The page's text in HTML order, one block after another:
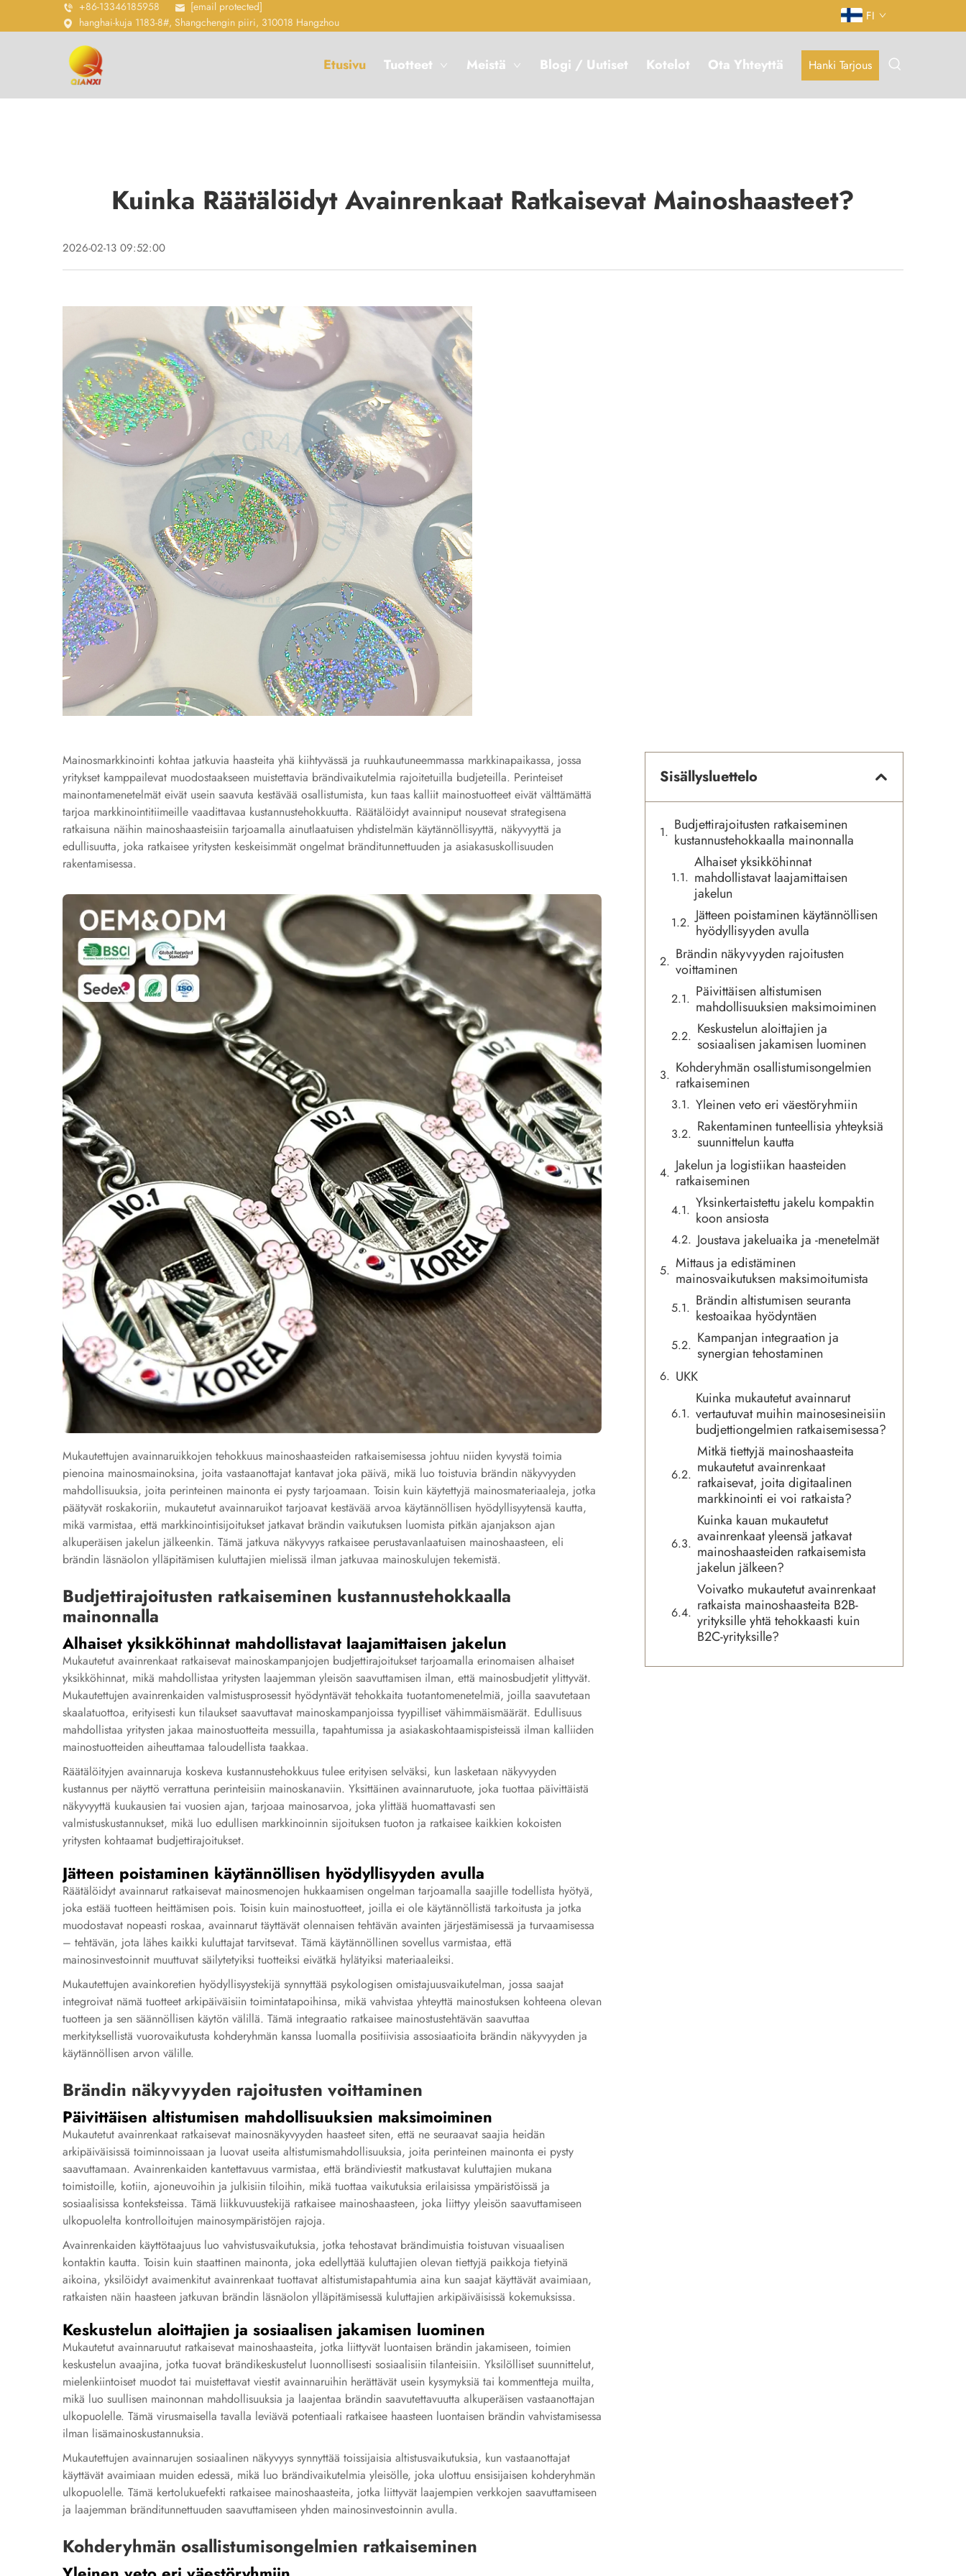
+86-13346185958
[email protected]
hanghai-kuja 1183-8#, Shangchengin piiri, 310018 Hangzhou
FI
Etusivu Tuotteet Meistä Blogi / Uutiset Kotelot Ota Yhteyttä Hanki Tarjous
Kuinka Räätälöidyt Avainrenkaat Ratkaisevat Mainoshaasteet?
2026-02-13 09:52:00
Mainosmarkkinointi kohtaa jatkuvia haasteita yhä kiihtyvässä ja ruuhkautuneemmassa markkinapaikassa, jossa
yritykset kamppailevat muodostaakseen muistettavia brändivaikutelmia rajoitetuilla budjeteilla. Perinteiset
mainontamenetelmät eivät usein saavuta kestävää osallistumista, kun taas kalliit mainostuotteet eivät välttämättä
tarjoa markkinointitiimeille vaadittavaa kustannustehokkuutta. Räätälöidyt avainniput nousevat strategisena
ratkaisuna näihin mainoshaasteisiin tarjoamalla ainutlaatuisen yhdistelmän käytännöllisyyttä, näkyvyyttä ja
edullisuutta, joka ratkaisee yritysten keskeisimmät ongelmat bränditunnettuuden ja asiakasuskollisuuden
rakentamisessa.
Mukautettujen avainnaruikkojen tehokkuus mainoshaasteiden ratkaisemisessa johtuu niiden kyvystä toimia
pienoina mainosmainoksina, joita vastaanottajat kantavat joka päivä, mikä luo toistuvia brändin näkyvyyden
mahdollisuuksia, joita perinteinen mainonta ei pysty tarjoamaan. Toisin kuin käytettyjä mainosmateriaaleja, jotka
päätyvät roskakoriin, mukautetut avainnaruikot tarjoavat kestävää arvoa käytännöllisen hyödyllisyytensä kautta,
mikä varmistaa, että markkinointisijoitukset jatkavat brändin vaikutuksen luomista pitkän ajanjakson ajan
alkuperäisen jakelun jälkeenkin. Tämä jatkuva näkyvyys ratkaisee perustavanlaatuisen mainoshaasteen, eli
brändin läsnäolon ylläpitämisen kuluttajien mielissä ilman jatkuvaa mainoskulujen tekemistä.
Budjettirajoitusten ratkaiseminen kustannustehokkaalla
mainonnalla
Alhaiset yksikköhinnat mahdollistavat laajamittaisen jakelun
Mukautetut avainrenkaat ratkaisevat mainoskampanjojen budjettirajoitukset tarjoamalla erinomaisen alhaiset
yksikköhinnat, mikä mahdollistaa yritysten laajemman yleisön saavuttamisen ilman, että mainosbudjetit ylittyvät.
Mukautettujen avainrenkaiden valmistusprosessit hyödyntävät tehokkaita tuotantomenetelmiä, joilla saavutetaan
skaalatuottoa, erityisesti kun tilaukset saavuttavat mainoskampanjoissa tyypilliset vähimmäismäärät. Edullisuus
mahdollistaa yritysten jakaa mainostuotteita messuilla, tapahtumissa ja asiakaskohtaamispisteissä ilman kalliiden
mainostuotteiden aiheuttamaa taloudellista taakkaa.
Räätälöityjen avainnaruja koskeva kustannustehokkuus tulee erityisen selväksi, kun lasketaan näkyvyyden
kustannus per näyttö verrattuna perinteisiin mainoskanaviin. Yksittäinen avainnarutuote, joka tuottaa päivittäistä
näkyvyyttä kuukausien tai vuosien ajan, tarjoaa mainosarvoa, joka ylittää huomattavasti sen
valmistuskustannukset, mikä luo edullisen markkinoinnin sijoituksen tuoton ja ratkaisee kaikkien kokoisten
yritysten kohtaamat budjettirajoitukset.
Jätteen poistaminen käytännöllisen hyödyllisyyden avulla
Räätälöidyt avainnarut ratkaisevat mainosmenojen hukkaamisen ongelman tarjoamalla saajille todellista hyötyä,
joka estää tuotteen heittämisen pois. Toisin kuin mainostuotteet, joilla ei ole käytännöllistä tarkoitusta ja jotka
muodostavat nopeasti roskaa, avainnarut täyttävät olennaisen tehtävän avainten järjestämisessä ja turvaamisessa
– tehtävän, jota lähes kaikki kuluttajat tarvitsevat. Tämä käytännöllinen sovellus varmistaa, että
mainosinvestoinnit muuttuvat säilytetyiksi tuotteiksi eivätkä hylätyiksi materiaaleiksi.
Mukautettujen avainkoretien hyödyllisyystekijä synnyttää psykologisen omistajuusvaikutelman, jossa saajat
integroivat nämä tuotteet arkipäiväisiin toimintatapoihinsa, mikä vahvistaa yhteyttä mainostuksen kohteena olevan
tuotteen ja sen säännöllisen käytön välillä. Tämä integraatio ratkaisee mainostustehtävän saavuttaa
merkityksellistä vuorovaikutusta kohderyhmän kanssa luomalla positiivisia assosiaatioita brändin näkyvyyden ja
käytännöllisen arvon välille.
Brändin näkyvyyden rajoitusten voittaminen
Päivittäisen altistumisen mahdollisuuksien maksimoiminen
Mukautetut avainrenkaat ratkaisevat mainosnäkyvyyden haasteet siten, että ne seuraavat saajia heidän
arkipäiväisissä toiminnoissaan ja luovat useita altistumismahdollisuuksia, joita perinteinen mainonta ei pysty
saavuttamaan. Avainrenkaiden kantettavuus varmistaa, että brändiviestit matkustavat kuluttajien mukana
toimistoille, kotiin, ajoneuvoihin ja julkisiin tiloihin, mikä tuottaa vaikutuksia erilaisissa ympäristöissä ja
sosiaalisissa konteksteissa. Tämä liikkuvuustekijä ratkaisee mainoshaasteen, joka liittyy yleisön saavuttamiseen
ulkopuolelta kontrolloitujen mainosympäristöjen rajoja.
Avainrenkaiden käyttötaajuus luo vahvistusvaikutuksia, jotka tehostavat brändimuistia toistuvan visuaalisen
kontaktin kautta. Toisin kuin staattinen mainonta, joka edellyttää kuluttajien olevan tiettyjä paikkoja tietyinä
aikoina, yksilöidyt avaimenkitut avainrenkaat tuottavat altistumistapahtumia aina kun saajat käyttävät avaimiaan,
ratkaisten näin haasteen jatkuvan brändin läsnäolon ylläpitämisessä kuluttajien arkipäiväisissä kokemuksissa.
Keskustelun aloittajien ja sosiaalisen jakamisen luominen
Mukautetut avainnaruutut ratkaisevat mainoshaasteita, jotka liittyvät luontaisen brändin jakamiseen, toimien
keskustelun avaajina, jotka tuovat brändikeskustelut luonnollisesti sosiaalisiin tilanteisiin. Yksilölliset suunnittelut,
mielenkiintoiset muodot tai muistettavat viestit avainnaruihin herättävät usein kysymyksiä tai kommentteja muilta,
mikä luo suullisen mainonnan mahdollisuuksia ja laajentaa brändin saavutettavuutta alkuperäisen vastaanottajan
ulkopuolelle. Tämä virusmaisella tavalla leviävä potentiaali ratkaisee haasteen luontaisen brändin vahvistamisessa
ilman lisämainoskustannuksia.
Mukautettujen avainnarujen sosiaalinen näkyvyys synnyttää toissijaisia altistusvaikutuksia, kun vastaanottajat
käyttävät avaimiaan muiden edessä, mikä luo brändivaikutelmia yleisölle, joka ulottuu ensisijaisen kohderyhmän
ulkopuolelle. Tämä kertolukuefekti ratkaisee mainoshaasteita, jotka liittyvät laajempien verkkojen saavuttamiseen
ja laajemman bränditunnettuuden saavuttamiseen yhden mainosinvestoinnin avulla.
Kohderyhmän osallistumisongelmien ratkaiseminen
Sisällysluettelo
Budjettirajoitusten ratkaiseminen
kustannustehokkaalla mainonnalla
Alhaiset yksikköhinnat
mahdollistavat laajamittaisen
jakelun
Jätteen poistaminen käytännöllisen
hyödyllisyyden avulla
Brändin näkyvyyden rajoitusten
voittaminen
Päivittäisen altistumisen
mahdollisuuksien maksimoiminen
Keskustelun aloittajien ja
sosiaalisen jakamisen luominen
Kohderyhmän osallistumisongelmien
ratkaiseminen
Yleinen veto eri väestöryhmiin
Rakentaminen tunteellisia yhteyksiä
suunnittelun kautta
Jakelun ja logistiikan haasteiden
ratkaiseminen
Yksinkertaistettu jakelu kompaktin
koon ansiosta
Joustava jakeluaika ja -menetelmät
Mittaus ja edistäminen
mainosvaikutuksen maksimoitumista
Brändin altistumisen seuranta
kestoaikaa hyödyntäen
Kampanjan integraation ja
synergian tehostaminen
UKK
Kuinka mukautetut avainnarut
vertautuvat muihin mainosesineisiin
budjettiongelmien ratkaisemisessa?
Mitkä tiettyjä mainoshaasteita
mukautetut avainrenkaat
ratkaisevat, joita digitaalinen
markkinointi ei voi ratkaista?
Kuinka kauan mukautetut
avainrenkaat yleensä jatkavat
mainoshaasteiden ratkaisemista
jakelun jälkeen?
Voivatko mukautetut avainrenkaat
ratkaista mainoshaasteita B2B-
yrityksille yhtä tehokkaasti kuin
B2C-yrityksille?